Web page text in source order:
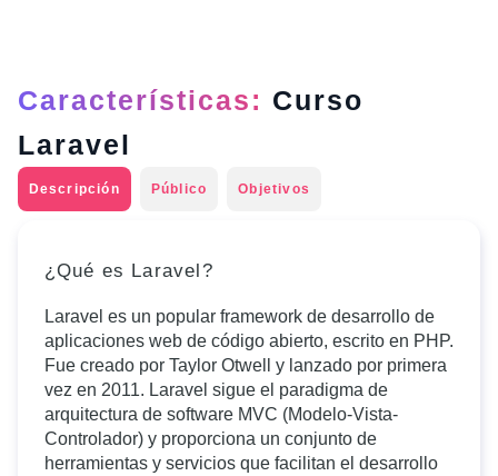
Características: Curso
Laravel
Descripción Público Objetivos
¿Qué es Laravel?
Laravel es un popular framework de desarrollo de
aplicaciones web de código abierto, escrito en PHP.
Fue creado por Taylor Otwell y lanzado por primera
vez en 2011. Laravel sigue el paradigma de
arquitectura de software MVC (Modelo-Vista-
Controlador) y proporciona un conjunto de
herramientas y servicios que facilitan el desarrollo